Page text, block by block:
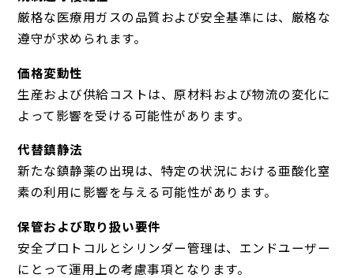
厳格な医療用ガスの品質および安全基準には、厳格な
遵守が求められます。
価格変動性
生産および供給コストは、原材料および物流の変化に
よって影響を受ける可能性があります。
代替鎮静法
新たな鎮静薬の出現は、特定の状況における亜酸化窒
素の利用に影響を与える可能性があります。
保管および取り扱い要件
安全プロトコルとシリンダー管理は、エンドユーザー
にとって運用上の考慮事項となります。